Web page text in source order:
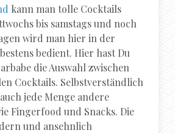
kann man tolle Cocktails
bis samstags und noch
wird man hier in der
bedient. Hier hast Du
die Auswahl zwischen
Cocktails. Selbstverständlich
jede Menge andere
Fingerfood und Snacks. Die
und ansehnlich